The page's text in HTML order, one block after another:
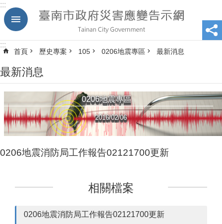
跳到主要內容區塊
:::
:::
首頁 歷史專案 105 0206地震專區 最新消息
最新消息
0206地震專區
2016/02/06
0206地震消防局工作報告02121700更新
相關檔案
0206地震消防局工作報告02121700更新